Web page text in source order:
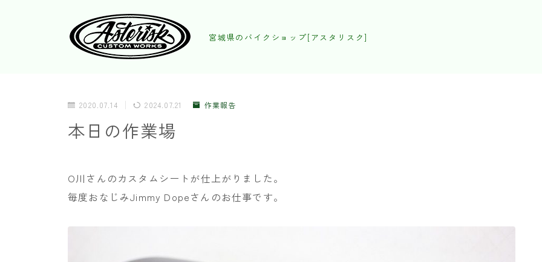
宮城県のバイクショップ[アスタリスク]
2020.07.14 2024.07.21 作業報告
本日の作業場
O川さんのカスタムシートが仕上がりました。
毎度おなじみJimmy Dopeさんのお仕事です。